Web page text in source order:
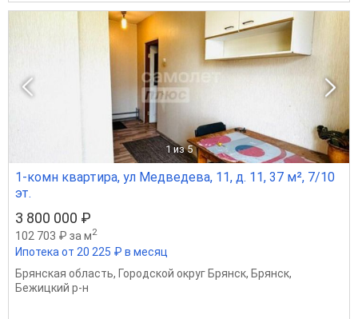
1 из 5
1-комн квартира, ул Медведева, 11, д. 11, 37 м², 7/10
эт.
3 800 000 ₽
102 703 ₽ за м2
Ипотека от 20 225 ₽ в месяц
Брянская область, Городской округ Брянск, Брянск,
Бежицкий р-н